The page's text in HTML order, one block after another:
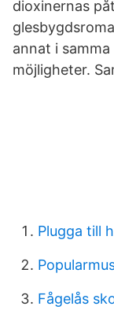
dioxinernas
annat i
möjligheter.
Plugga till
Fågelås